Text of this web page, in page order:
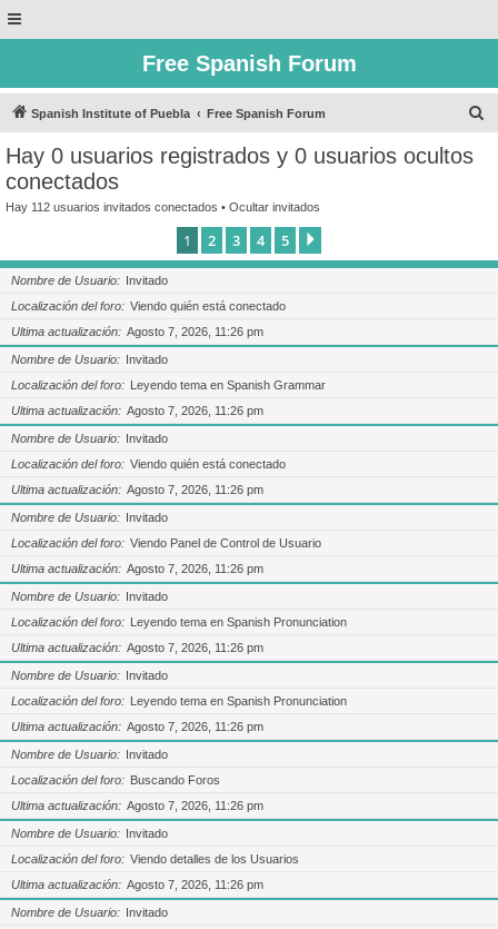
Free Spanish Forum
Spanish Institute of Puebla Free Spanish Forum
Hay 0 usuarios registrados y 0 usuarios ocultos
conectados
Hay 112 usuarios invitados conectados • Ocultar invitados
1 2 3 4 5
Nombre de Usuario
Invitado
Localización del foro
Viendo quién está conectado
Ultima actualización
Agosto 7, 2026, 11:26 pm
Nombre de Usuario
Invitado
Localización del foro
Leyendo tema en Spanish Grammar
Ultima actualización
Agosto 7, 2026, 11:26 pm
Nombre de Usuario
Invitado
Localización del foro
Viendo quién está conectado
Ultima actualización
Agosto 7, 2026, 11:26 pm
Nombre de Usuario
Invitado
Localización del foro
Viendo Panel de Control de Usuario
Ultima actualización
Agosto 7, 2026, 11:26 pm
Nombre de Usuario
Invitado
Localización del foro
Leyendo tema en Spanish Pronunciation
Ultima actualización
Agosto 7, 2026, 11:26 pm
Nombre de Usuario
Invitado
Localización del foro
Leyendo tema en Spanish Pronunciation
Ultima actualización
Agosto 7, 2026, 11:26 pm
Nombre de Usuario
Invitado
Localización del foro
Buscando Foros
Ultima actualización
Agosto 7, 2026, 11:26 pm
Nombre de Usuario
Invitado
Localización del foro
Viendo detalles de los Usuarios
Ultima actualización
Agosto 7, 2026, 11:26 pm
Nombre de Usuario
Invitado